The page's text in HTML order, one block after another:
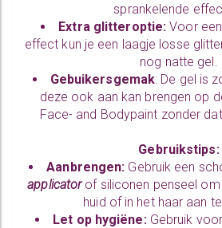
sprankelende
Extra glitteroptie: Voor
effect kun je een laagje losse
nog natte gel.
Gebuikersgemak: De gel is
deze ook aan kan brengen op
Face- and Bodypaint zonder
Gebruikstips:
Aanbrengen: Gebruik een
applicatorof siliconen penseel
huid of in het haar aan
Let op hygiëne:Gebruik